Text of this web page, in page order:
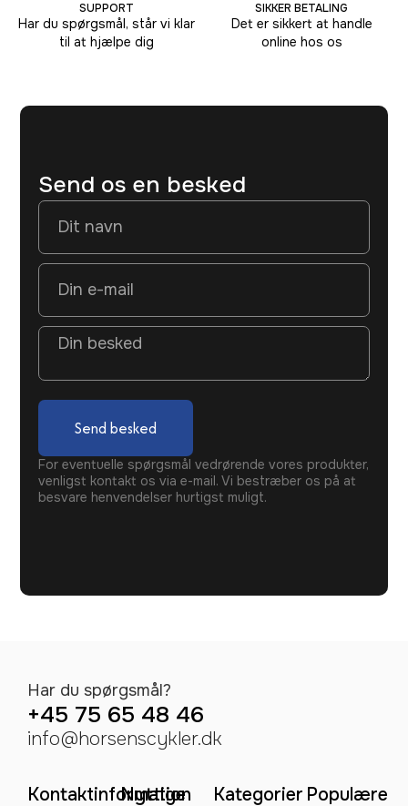
SUPPORT
Har du spørgsmål, står vi klar
til at hjælpe dig
SIKKER BETALING
Det er sikkert at handle
online hos os
Send os en besked
Send besked
For eventuelle spørgsmål vedrørende vores produkter,
venligst kontakt os via e-mail. Vi bestræber os på at
besvare henvendelser hurtigst muligt.
Har du spørgsmål?
+45 75 65 48 46
info@horsenscykler.dk
Kontaktinformation
Nyttige
Kategorier Populære